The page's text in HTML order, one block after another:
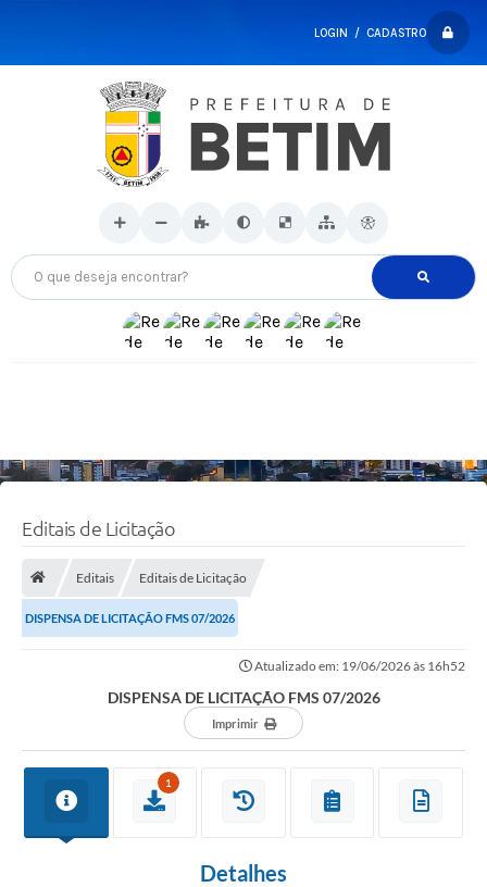
LOGIN / CADASTRO
O que deseja encontrar?
Editais de Licitação
Editais Editais de Licitação
DISPENSA DE LICITAÇÃO FMS 07/2026
Atualizado em: 19/06/2026 às 16h52
DISPENSA DE LICITAÇÃO FMS 07/2026
Imprimir
1
Detalhes